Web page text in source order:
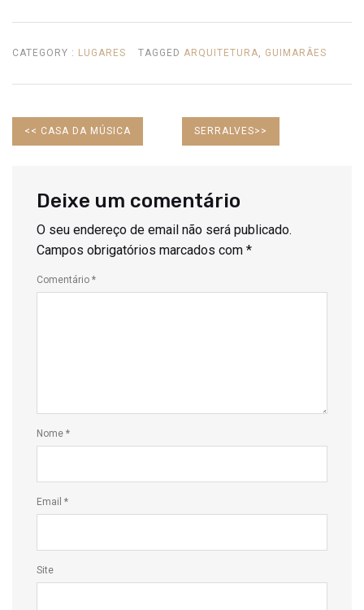
CATEGORY : LUGARES TAGGED ARQUITETURA GUIMARÂES
<< PREVIOUS
POST:
CASA DA MÚSICA
NEXT
POST:
SERRALVES>>
Deixe um comentário
O seu endereço de email não será publicado.
Campos obrigatórios marcados com *
Comentário *
Nome *
Email *
Site